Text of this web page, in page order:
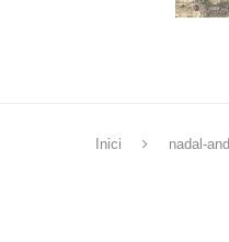
Inici nadal-